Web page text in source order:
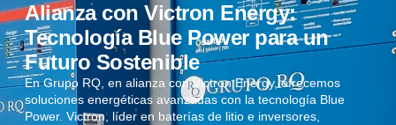
Alianza con Victron Energy:
Tecnología Blue Power para un
Futuro Sostenible
En Grupo RQ, en alianza con Victron Energy, ofrecemos
soluciones energéticas avanzadas con la tecnología Blue
Power. Victron, líder en baterías de litio e inversores,